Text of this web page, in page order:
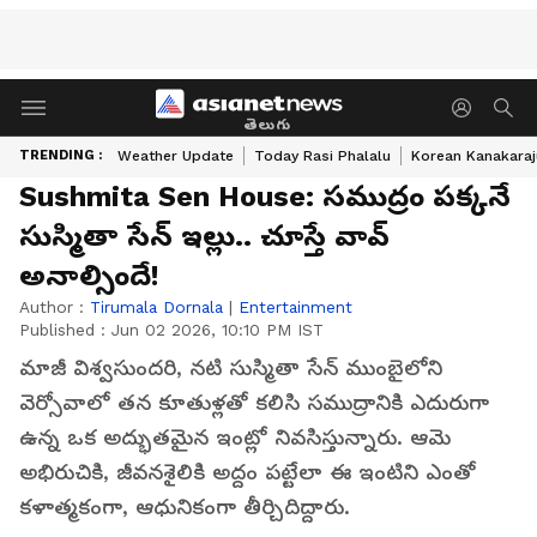
తెలుగు
TRENDING : Weather Update Today Rasi Phalalu Korean
Sushmita Sen House: సముద్రం పక్కనే
సుస్మితా సేన్ ఇల్లు.. చూస్తే వావ్
అనాల్సిందే!
Author : Tirumala Dornala | Entertainment
Published : Jun 02 2026, 10:10 PM IST
మాజీ విశ్వసుందరి, నటి సుస్మితా సేన్ ముంబైలోని
వెర్సోవాలో తన కూతుళ్లతో కలిసి సముద్రానికి ఎదురుగా
ఉన్న ఒక అద్భుతమైన ఇంట్లో నివసిస్తున్నారు. ఆమె
అభిరుచికి, జీవనశైలికి అద్దం పట్టేలా ఈ ఇంటిని ఎంతో
కళాత్మకంగా, ఆధునికంగా తీర్చిదిద్దారు.